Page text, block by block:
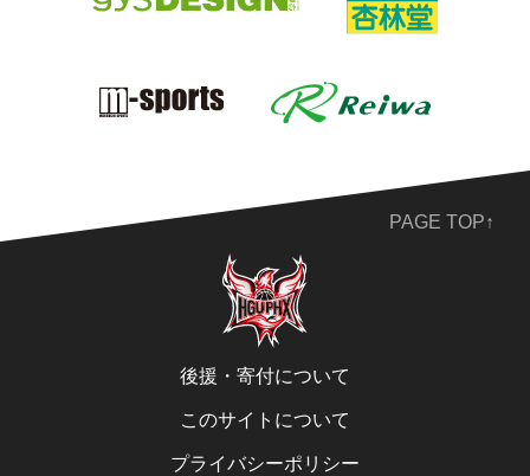
後援・寄付について
このサイトについて
プライバシーポリシー
PAGE TOP↑